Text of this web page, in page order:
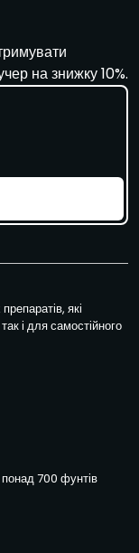
на знижку 10%.
які
і для самостійного
700 фунтів